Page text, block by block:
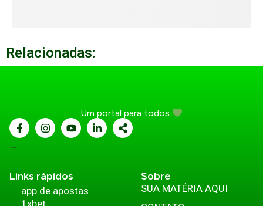
Relacionadas:
Um portal para todos
...
Links rápidos
app de apostas
Sobre
SUA MATÉRIA AQUI